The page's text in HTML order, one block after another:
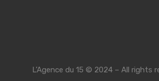
L’Agence du 15 © 2024 – All rights